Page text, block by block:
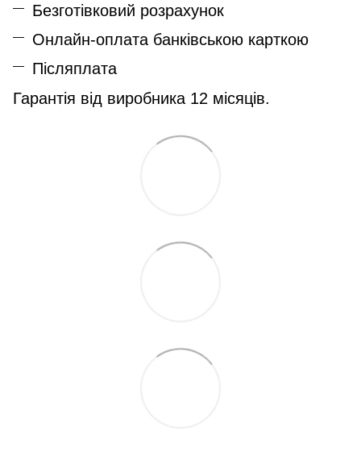
Безготівковий розрахунок
Онлайн-оплата банківською карткою
Післяплата
Гарантія від виробника 12 місяців.